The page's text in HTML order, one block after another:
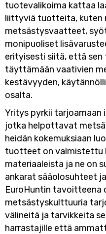
tuotevalikoima kattaa
liittyviä tuotteita, kuten
metsästysvaatteet,
monipuoliset
erityisesti siitä, että
täyttämään vaativien
kestävyyden,
osalta.
Yritys pyrkii tarjoamaan
jotka helpottavat
heidän kokemuksiaan
tuotteet on valmistettu
materiaaleista ja ne on
ankarat sääolosuhteet
EuroHuntin tavoitteena
metsästyskulttuuria
välineitä ja tarvikkeita
harrastajille että